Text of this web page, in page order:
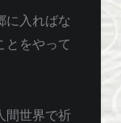
に入ればな
とをやって
間世界で祈